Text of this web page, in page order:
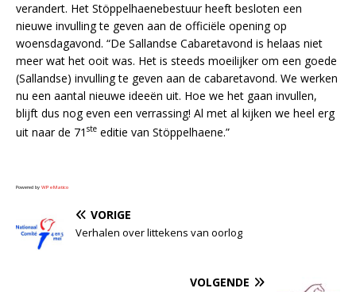
verandert. Het Stöppelhaenebestuur heeft besloten een
nieuwe invulling te geven aan de officiële opening op
woensdagavond. “De Sallandse Cabaretavond is helaas niet
meer wat het ooit was. Het is steeds moeilijker om een goede
(Sallandse) invulling te geven aan de cabaretavond. We werken
nu een aantal nieuwe ideeën uit. Hoe we het gaan invullen,
blijft dus nog even een verrassing! Al met al kijken we heel erg
uit naar de 71 ste editie van Stöppelhaene.”
Powered by WPeMatico
VORIGE
Verhalen over littekens van oorlog
VOLGENDE